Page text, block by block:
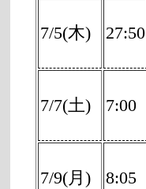
7/5(木) 27:50
7/7(土) 7:00
7/9(月) 8:05